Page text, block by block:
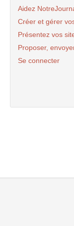
Aidez
Créer et gérer
Présentez vos
Proposer,
Se connecter